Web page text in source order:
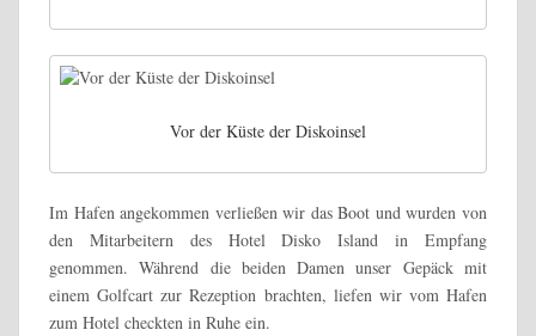
Vor der Küste der Diskoinsel
Im Hafen angekommen verließen wir das Boot und wurden von
den Mitarbeitern des Hotel Disko Island in Empfang
genommen. Während die beiden Damen unser Gepäck mit
einem Golfcart zur Rezeption brachten, liefen wir vom Hafen
zum Hotel checkten in Ruhe ein.